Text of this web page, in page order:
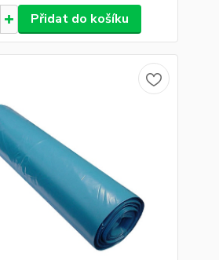
Přidat do košíku